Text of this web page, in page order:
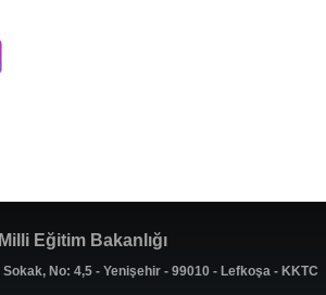
Milli Eğitim Bakanlığı
No: 4,5 - Yenişehir - 99010 - Lefkoşa - KKTC